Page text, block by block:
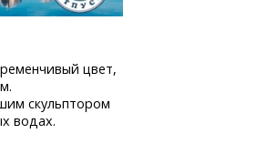
цвет,
скульптором
водах.